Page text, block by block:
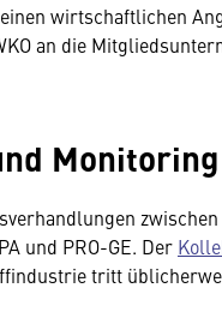
wirtschaftlichen
an die
Monitoring
zwischen
und PRO-GE. Der
tritt